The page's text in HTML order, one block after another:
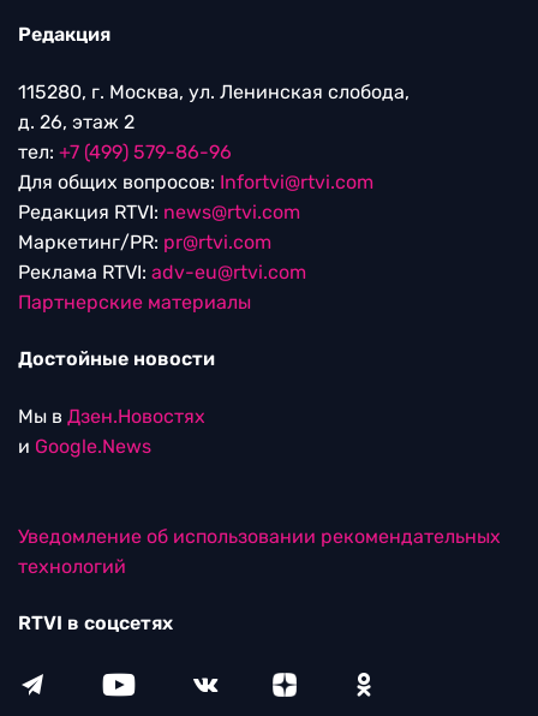
Редакция
115280, г. Москва, ул. Ленинская слобода,
д. 26, этаж 2
тел: +7 (499) 579-86-96
Для общих вопросов: Infortvi@rtvi.com
Редакция RTVI: news@rtvi.com
Маркетинг/PR: pr@rtvi.com
Реклама RTVI: adv-eu@rtvi.com
Партнерские материалы
Достойные новости
Мы в Дзен.Новостях
и Google.News
Уведомление об использовании рекомендательных
технологий
RTVI в соцсетях